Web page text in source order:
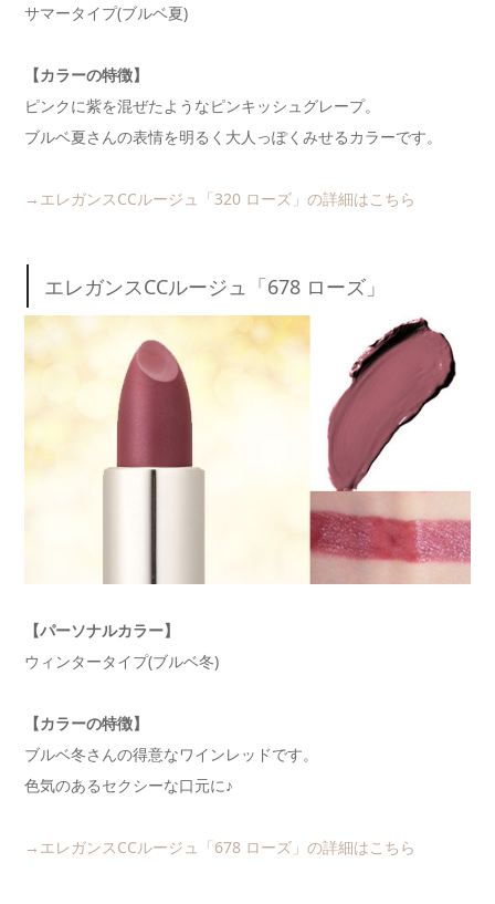
サマータイプ(ブルベ夏)
【カラーの特徴】
ピンクに紫を混ぜたようなピンキッシュグレープ。
ブルベ夏さんの表情を明るく大人っぽくみせるカラーです。
→エレガンスCCルージュ「320 ローズ」の詳細はこちら
エレガンスCCルージュ「678 ローズ」
【パーソナルカラー】
ウィンタータイプ(ブルベ冬)
【カラーの特徴】
ブルベ冬さんの得意なワインレッドです。
色気のあるセクシーな口元に♪
→エレガンスCCルージュ「678 ローズ」の詳細はこちら